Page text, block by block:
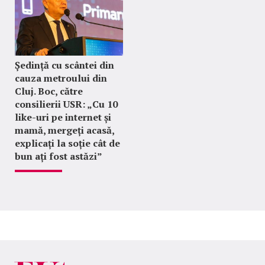
Ședință cu scântei din
cauza metroului din
Cluj. Boc, către
consilierii USR: „Cu 10
like-uri pe internet și
mamă, mergeți acasă,
explicați la soție cât de
bun ați fost astăzi”